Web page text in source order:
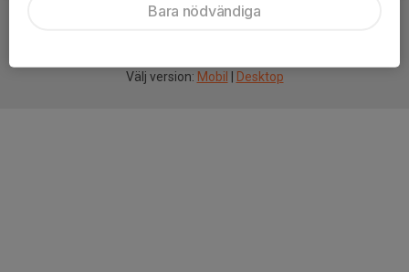
Välj version: Mobil Desktop
Bara nödvändiga